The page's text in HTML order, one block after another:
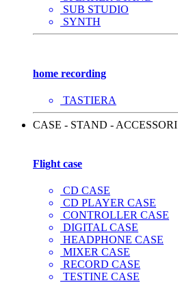
SUB STUDIO
SYNTH
home recording
TASTIERA
CASE - STAND - ACCESSORI
Flight case
CD CASE
CD PLAYER CASE
CONTROLLER CASE
DIGITAL CASE
HEADPHONE CASE
MIXER CASE
RECORD CASE
TESTINE CASE